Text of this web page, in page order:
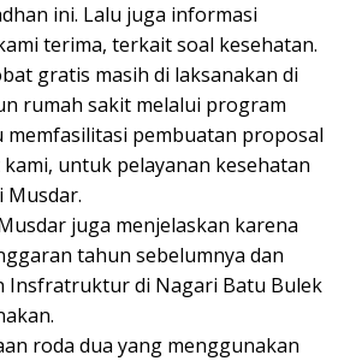
ini. Lalu juga informasi
terima, terkait soal kesehatan.
gratis masih di laksanakan di
rumah sakit melalui program
memfasilitasi pembuatan proposal
untuk pelayanan kesehatan
Musdar.
juga menjelaskan karena
tahun sebelumnya dan
Insfratruktur di Nagari Batu Bulek
roda dua yang menggunakan